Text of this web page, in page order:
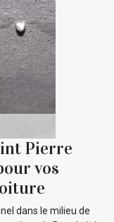
Pierre
vos
dans le milieu de